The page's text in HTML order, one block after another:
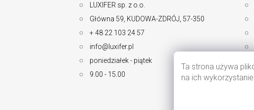
Ta strona używa
na ich
LUXIFER sp. z o.o.
Główna 59, KUDOWA-ZDRÓJ, 57-350
+ 48 22 103 24 57
info@luxifer.pl
poniedziałek - piątek
9.00 - 15.00